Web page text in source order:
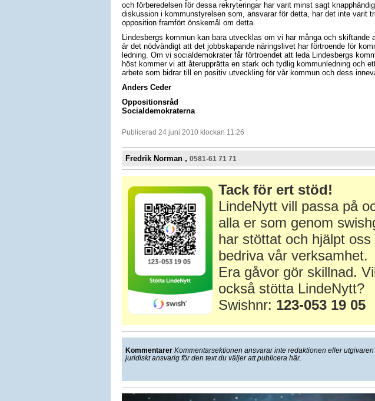
och förberedelsen för dessa rekryteringar har varit minst sagt
diskussion i kommunstyrelsen som, ansvarar för detta, har det inte varit
opposition framfört önskemål om detta.
Lindesbergs kommun kan bara utvecklas om vi har många och skiftande
är det nödvändigt att det jobbskapande näringslivet har förtroende för
ledning. Om vi socialdemokrater får förtroendet att leda Lindesbergs
höst kommer vi att återupprätta en stark och tydlig kommunledning och
arbete som bidrar till en positiv utveckling för vår kommun och dess
Anders Ceder
Oppositionsråd
Socialdemokraterna
Publicerad 24 juni 2010 klockan 11:26
Fredrik Norman , 0581-61 71 71
Tack för ert stöd!
LindeNytt vill passa på
alla er som genom
har stöttat och hjälpt oss
bedriva vår verksamhet.
Era gåvor gör skillnad.
också stötta LindeNytt?
Swishnr: 123-053 19 05
Kommentarer Kommentarsektionen ansvarar inte redaktionen eller
juridiskt ansvarig för den text du väljer att publicera här.